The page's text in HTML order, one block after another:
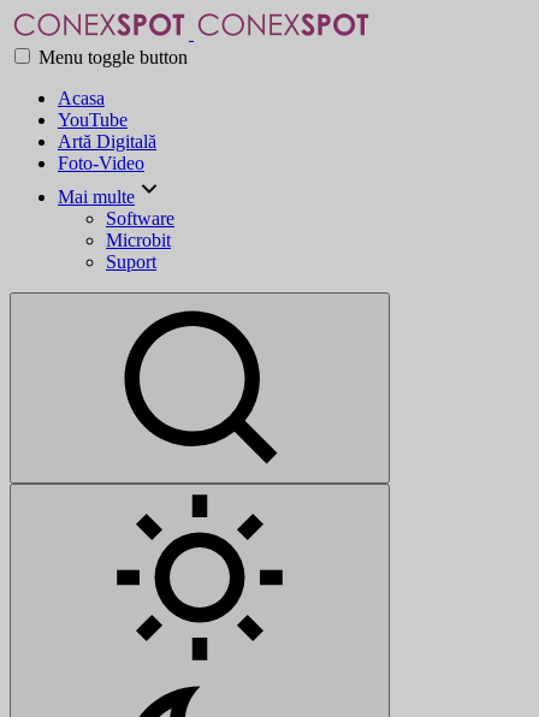
Menu toggle button
Acasa
YouTube
Artă Digitală
Foto-Video
Mai multe
Software
Microbit
Suport